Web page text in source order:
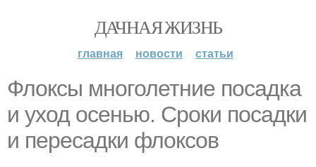
ДАЧНАЯ ЖИЗНЬ
главная новости статьи
Флоксы многолетние посадка
и уход осенью. Сроки посадки
и пересадки флоксов